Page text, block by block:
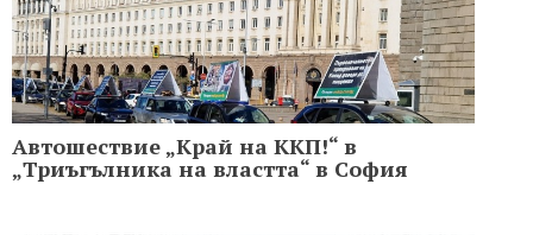
Автошествие „Край на ККП!“ в
„Триъгълника на властта“ в София